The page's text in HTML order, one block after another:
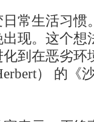
常生活习惯
现。这个想
化到在恶劣
） 的《